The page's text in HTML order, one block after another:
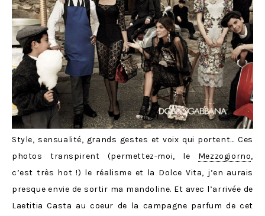
Style, sensualité, grands gestes et voix qui portent… Ces
photos transpirent (permettez-moi, le Mezzogiorno,
c’est très hot !) le réalisme et la Dolce Vita, j’en aurais
presque envie de sortir ma mandoline. Et avec l’arrivée de
Laetitia Casta au coeur de la campagne parfum de cet